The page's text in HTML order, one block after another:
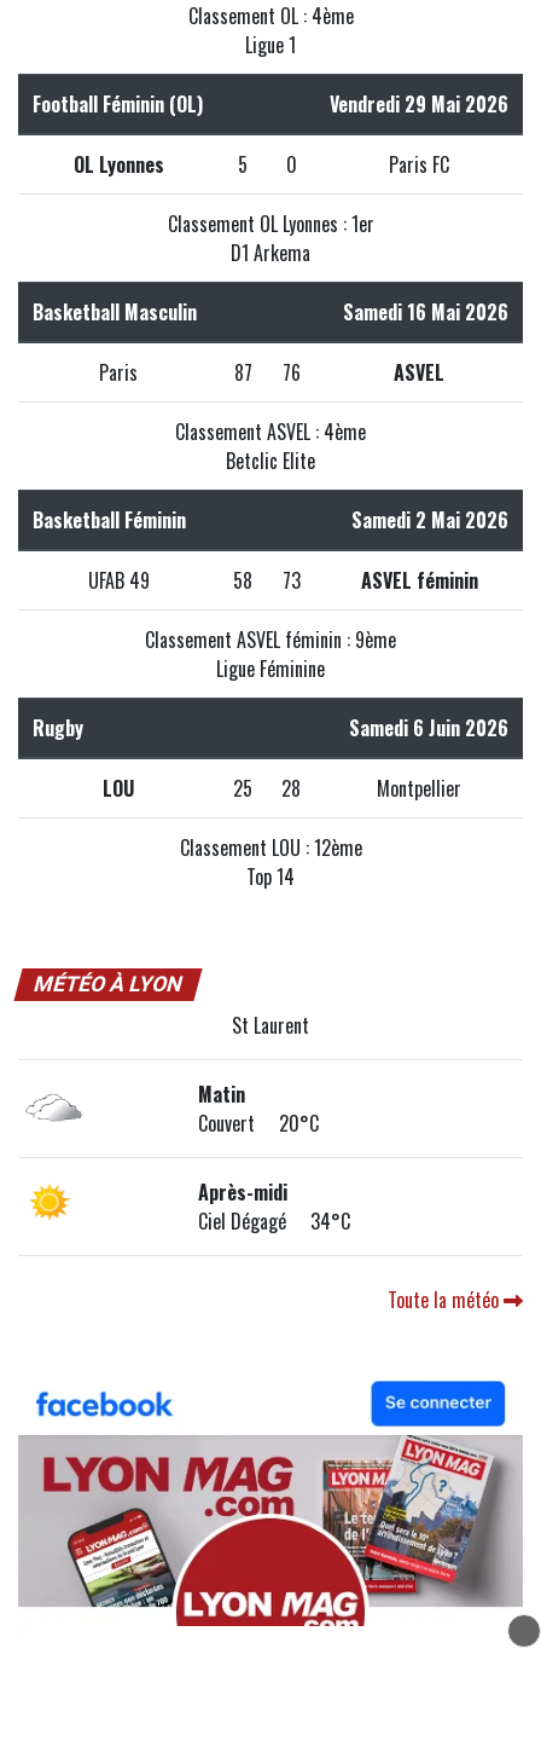
Classement OL : 4ème
Ligue 1
Football Féminin (OL) Vendredi 29 Mai 2026
OL Lyonnes 5 0 Paris FC
Classement OL Lyonnes : 1er
D1 Arkema
Basketball Masculin Samedi 16 Mai 2026
Paris 87 76 ASVEL
Classement ASVEL : 4ème
Betclic Elite
Basketball Féminin Samedi 2 Mai 2026
UFAB 49 58 73 ASVEL féminin
Classement ASVEL féminin : 9ème
Ligue Féminine
Rugby Samedi 6 Juin 2026
LOU 25 28 Montpellier
Classement LOU : 12ème
Top 14
MÉTÉO À LYON
St Laurent
Matin
Couvert 20°C
Après-midi
Ciel Dégagé 34°C
Toute la météo